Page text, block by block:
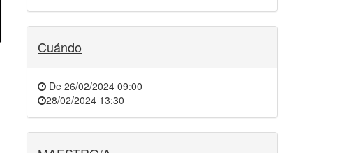
Cuándo
De 26/02/2024 09:00
28/02/2024 13:30